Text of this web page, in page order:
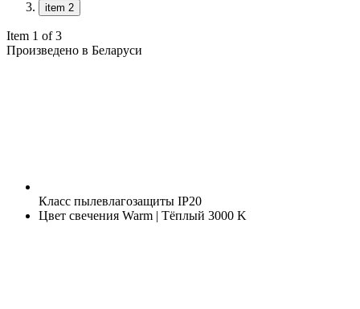
item 2
Item 1 of 3
Произведено в Беларуси
Класс пылевлагозащиты IP20
Цвет свечения Warm | Тёплый 3000 K